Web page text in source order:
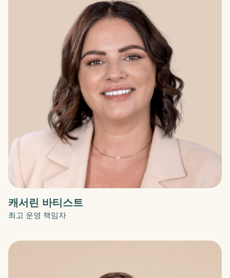
캐서린 바티스트
최고 운영 책임자